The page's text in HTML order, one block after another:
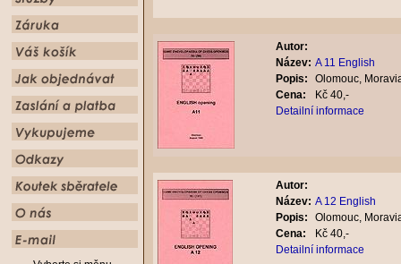
Autor:
Název: A 11 English
Popis:
Olomouc,
Cena:
Kč 40,-
Detailní informace
Autor:
Název: A 12 English
Popis:
Olomouc,
Cena:
Kč 40,-
Detailní informace